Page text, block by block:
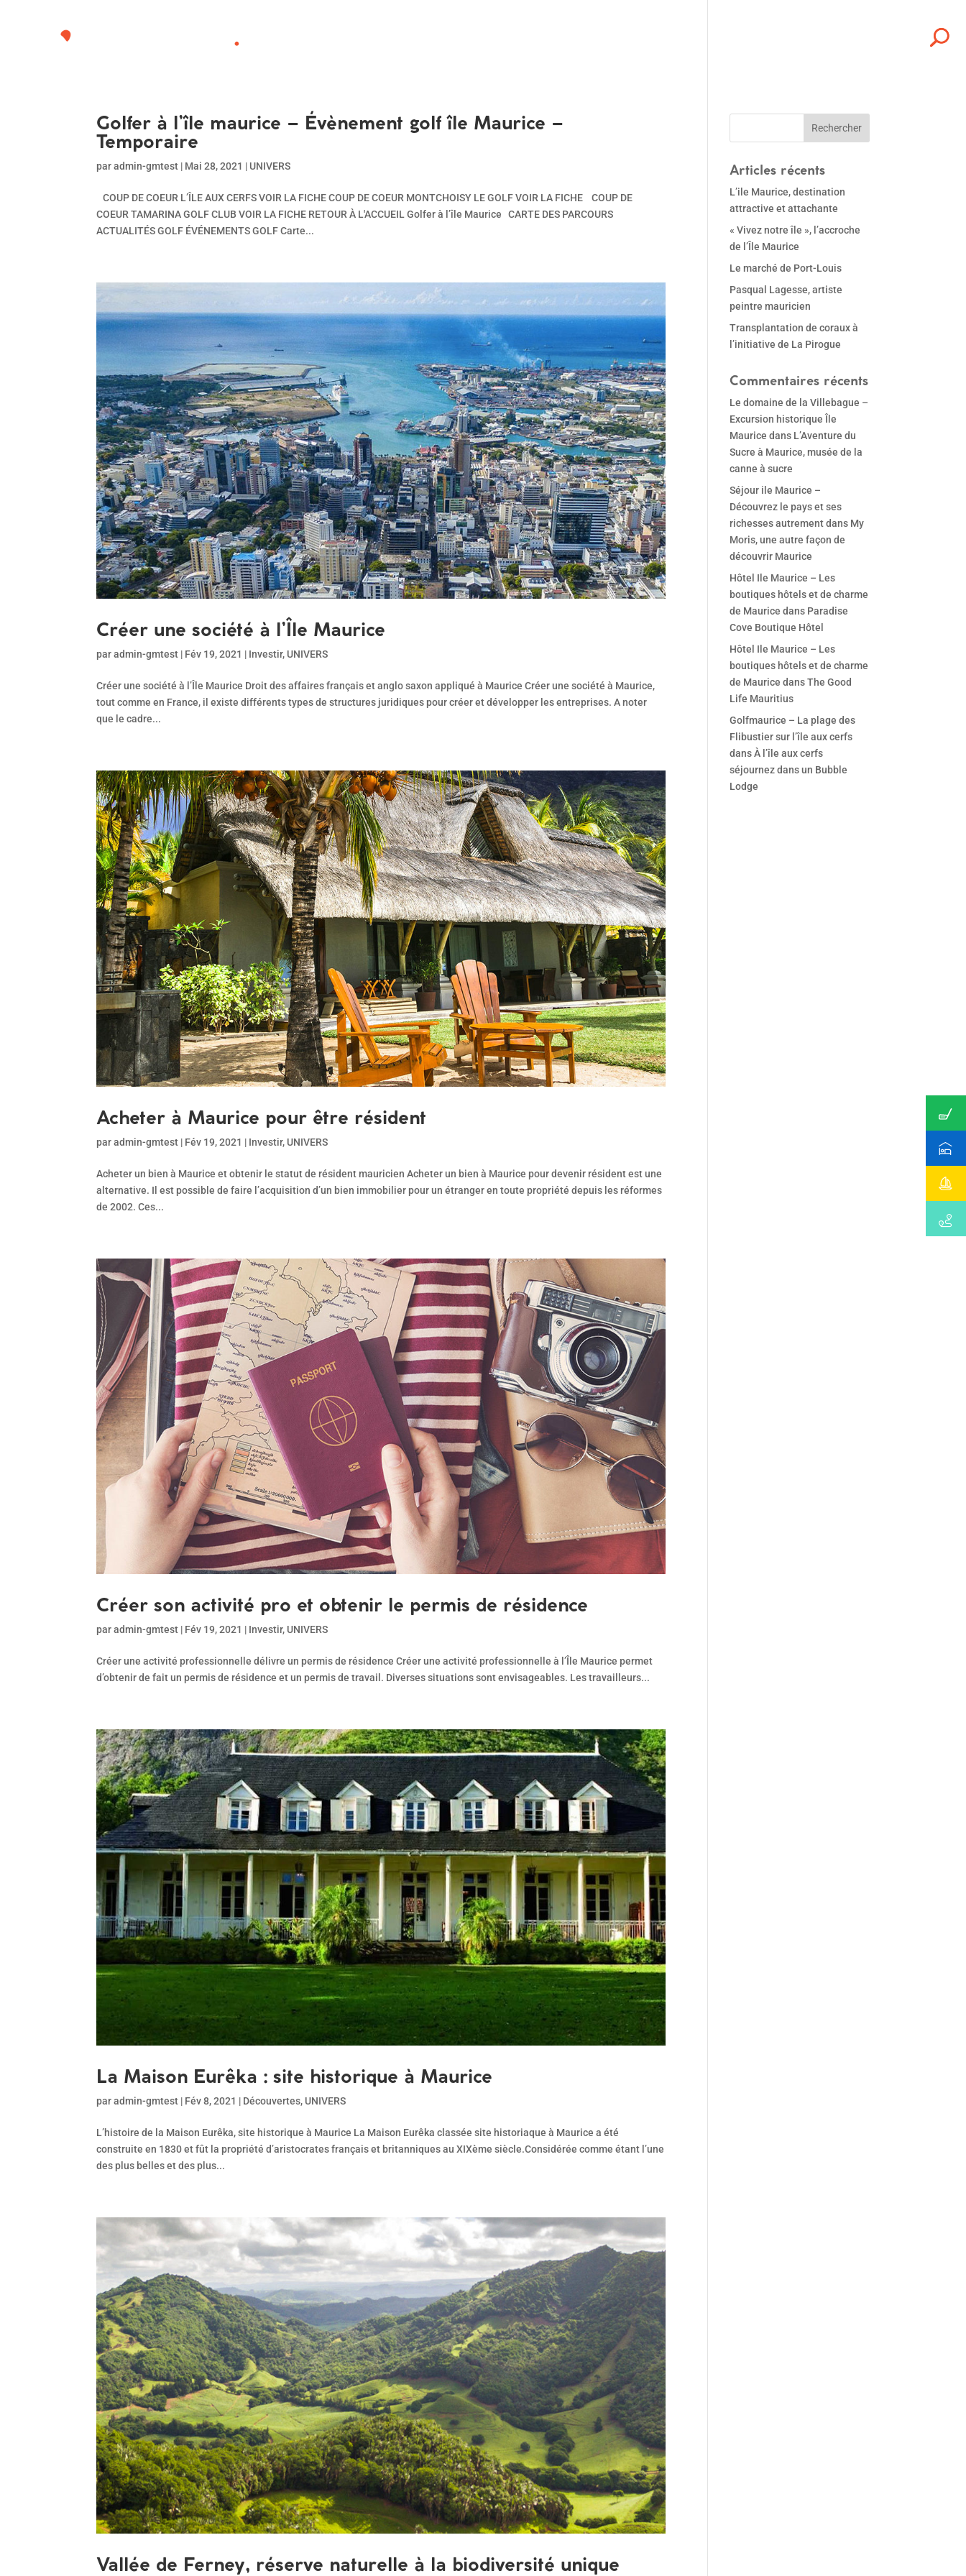
Golfer à l’île maurice – Évènement golf île Maurice –
Temporaire
paradmin-gmtest | Mai 28, 2021 | UNIVERS
COUP DE COEUR L’ÎLE AUX CERFS VOIR LA FICHE COUP DE COEUR MONTCHOISY LE GOLF VOIR LA FICHE COUP DE
COEUR TAMARINA GOLF CLUB VOIR LA FICHE RETOUR À L'ACCUEIL Golfer à l’île Maurice CARTE DES PARCOURS
ACTUALITÉS GOLF ÉVÉNEMENTS GOLF Carte...
Créer une société à l’Île Maurice
paradmin-gmtest | Fév 19, 2021 | Investir, UNIVERS
Créer une société à l’Île Maurice Droit des affaires français et anglo saxon appliqué à Maurice Créer une société à Maurice,
tout comme en France, il existe différents types de structures juridiques pour créer et développer les entreprises. A noter
que le cadre...
Acheter à Maurice pour être résident
paradmin-gmtest | Fév 19, 2021 | Investir, UNIVERS
Acheter un bien à Maurice et obtenir le statut de résident mauricien Acheter un bien à Maurice pour devenir résident est une
alternative. Il est possible de faire l’acquisition d’un bien immobilier pour un étranger en toute propriété depuis les réformes
de 2002. Ces...
Créer son activité pro et obtenir le permis de résidence
paradmin-gmtest | Fév 19, 2021 | Investir, UNIVERS
Créer une activité professionnelle délivre un permis de résidence Créer une activité professionnelle à l’Île Maurice permet
d’obtenir de fait un permis de résidence et un permis de travail. Diverses situations sont envisageables. Les travailleurs...
La Maison Eurêka : site historique à Maurice
paradmin-gmtest | Fév 8, 2021 | Découvertes, UNIVERS
L’histoire de la Maison Eurêka, site historique à Maurice La Maison Eurêka classée site historiaque à Maurice a été
construite en 1830 et fût la propriété d’aristocrates français et britanniques au XIXème siècle.Considérée comme étant l’une
des plus belles et des plus...
Vallée de Ferney, réserve naturelle à la biodiversité unique
Articles récents
L’ile Maurice, destination
attractive et attachante
« Vivez notre île », l’accroche
de l’Île Maurice
Le marché de Port-Louis
Pasqual Lagesse, artiste
peintre mauricien
Transplantation de coraux à
l’initiative de La Pirogue
Commentaires récents
Le domaine de la Villebague –
Excursion historique Île
Maurice dans L’Aventure du
Sucre à Maurice, musée de la
canne à sucre
Séjour ile Maurice –
Découvrez le pays et ses
richesses autrementdans My
Moris, une autre façon de
découvrir Maurice
Hôtel Ile Maurice – Les
boutiques hôtels et de charme
de Maurice dans Paradise
Cove Boutique Hôtel
Hôtel Ile Maurice – Les
boutiques hôtels et de charme
de Maurice dansThe Good
Life Mauritius
Golfmaurice – La plage des
Flibustier sur l’île aux cerfs
dansÀ l’île aux cerfs
séjournez dans un Bubble
Lodge